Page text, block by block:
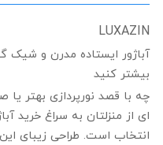
LUXAZIN
آباژور ایستاده مدرن و شیک
بیشتر کنید
چه با قصد نورپردازی بهتر
ای از منزلتان به سراغ خرید
انتخاب است. طراحی زیبای